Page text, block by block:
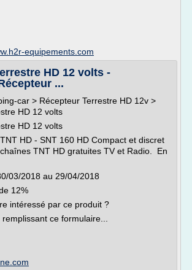
equipements.com
HD 12 volts -
...
car > Récepteur Terrestre HD 12v >
HD 12 volts
HD 12 volts
HD - SNT 160 HD Compact et discret
TNT HD gratuites TV et Radio. En
03/2018 au 29/04/2018
12%
intéressé par ce produit ?
ce formulaire...